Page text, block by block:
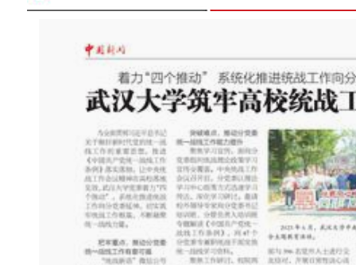
哈尔滨机场开启绿色通道为